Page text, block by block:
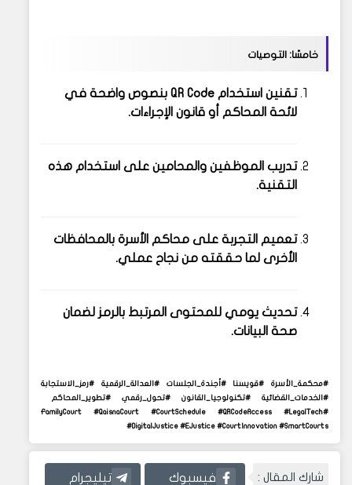
خامسًا: التوصيات
تقنين استخدام QR Code
بنصوص واضحة في
لائحة المحاكم أو قانون الإجراءات.
تدريب الموظفين والمحامين على استخدام هذه
التقنية.
تعميم التجربة على محاكم الأسرة بالمحافظات
الأخرى لما حققته من نجاح عملي.
تحديث يومي للمحتوى المرتبط بالرمز لضمان
صحة البيانات.
#محكمة_الأسرة #قويسنا #أجندة_الجلسات #العدالة_الرقمية #رمز_الاستجابة
#الخدمات_القضائية #تكنولوجيا_القانون #تحول_رقمي #تطوير_المحاكم
#FamilyCourt #QaisnaCourt #CourtSchedule #QRCodeAccess #LegalTech
#DigitalJustice #EJustice #CourtInnovation #SmartCourts
شارك المقال : فيسبوك تيليجرام